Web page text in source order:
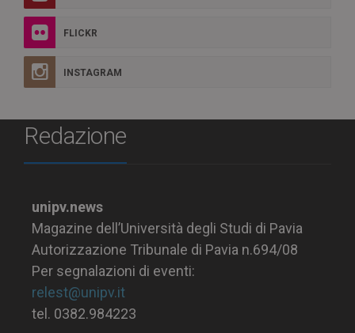
FLICKR
INSTAGRAM
Redazione
unipv.news
Magazine dell’Università degli Studi di Pavia
Autorizzazione Tribunale di Pavia n.694/08
Per segnalazioni di eventi:
relest@unipv.it
tel. 0382.984223